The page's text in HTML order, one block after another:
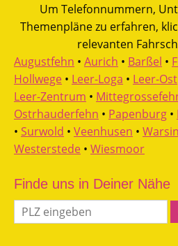
Um Telefonnummern,
Themenpläne zu erfahren,
relevanten
Augustfehn • Aurich • Barßel •
Hollwege • Leer-Loga • Leer-Ost
Leer-Zentrum •
Ostrhauderfehn • Papenburg •
• Surwold • Veenhusen •
Westerstede • Wiesmoor
Finde uns in Deiner Nähe